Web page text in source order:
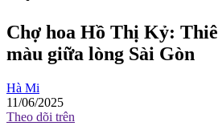
Chợ hoa Hồ Thị Kỷ:
màu giữa lòng Sài Gòn
Hà Mi
11/06/2025
Theo dõi trên